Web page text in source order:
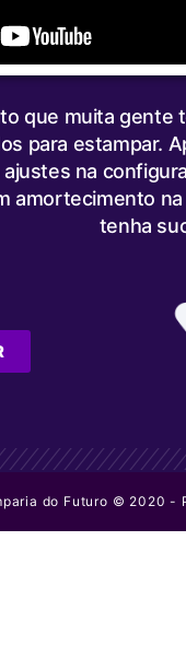
que muita gente
para estampar.
na
amortecimento
tenha
do Futuro © 2020 -